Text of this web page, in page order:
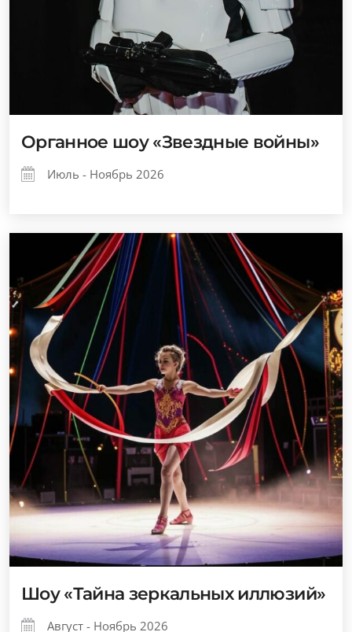
Органное шоу «Звездные войны»
Июль - Ноябрь 2026
Шоу «Тайна зеркальных иллюзий»
Август - Ноябрь 2026